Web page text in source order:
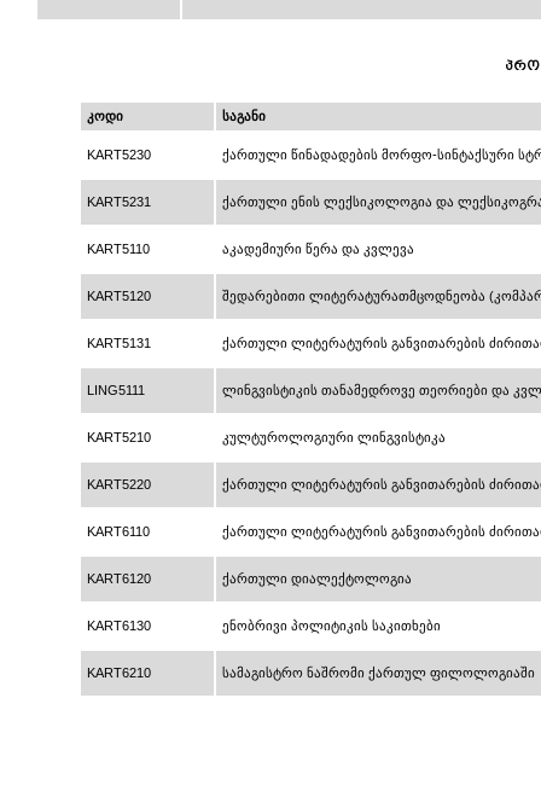
კოდი საგანი
KART5230 ქართული წინადადების მორფო-სინტაქსური
KART5231 ქართული ენის ლექსიკოლოგია და
KART5110 აკადემიური წერა და კვლევა
KART5120 შედარებითი ლიტერატურათმცოდნეობა
KART5131 ქართული ლიტერატურის განვითარების
LING5111 ლინგვისტიკის თანამედროვე თეორიები და
KART5210 კულტუროლოგიური ლინგვისტიკა
KART5220 ქართული ლიტერატურის განვითარების
KART6110 ქართული ლიტერატურის განვითარების
KART6120 ქართული დიალექტოლოგია
KART6130 ენობრივი პოლიტიკის საკითხები
KART6210 სამაგისტრო ნაშრომი ქართულ ფილოლოგიაში